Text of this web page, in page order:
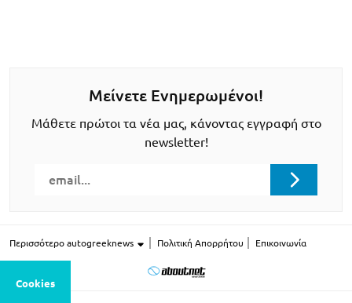
Μείνετε Ενημερωμένοι!
Μάθετε πρώτοι τα νέα μας, κάνοντας εγγραφή στο
newsletter!
Περισσότερο autogreeknews Πολιτική Απορρήτου Επικοινωνία
Cookies